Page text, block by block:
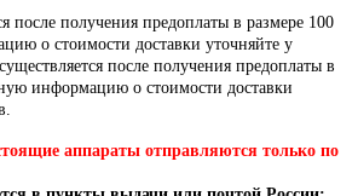
после получения предоплаты в размере 100
о стоимости доставки уточняйте у
после получения предоплаты в
информацию о стоимости доставки
аппараты отправляются только по